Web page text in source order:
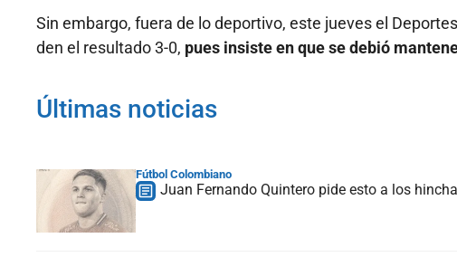
Sin embargo, fuera de lo deportivo, este jueves el
den el resultado 3-0, pues insiste en que se debió
Últimas noticias
Fútbol Colombiano
Juan Fernando Quintero pide esto a los